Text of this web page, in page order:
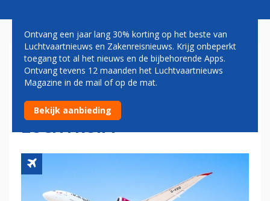
BRITTEN MOETEN LANGER
VLIEGEN VANWEGE
GESLOTEN RUSSISCH
LUCHTRUIM
Ontvang een jaar lang 30% korting op het beste van
Luchtvaartnieuws en Zakenreisnieuws. Krijg onbeperkt
toegang tot al het nieuws en de bijbehorende Apps.
Ontvang tevens 12 maanden het Luchtvaartnieuws
Magazine in de mail of op de mat.
Bekijk aanbieding